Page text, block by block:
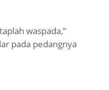
waspada,”
pada pedangnya